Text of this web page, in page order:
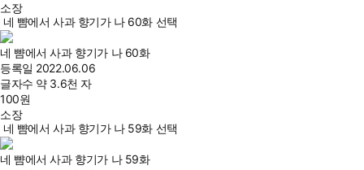
소장
네 뺨에서 사과 향기가 나 60화 선택
네 뺨에서 사과 향기가 나 60화
등록일 2022.06.06
글자수 약 3.6천 자
100원
소장
네 뺨에서 사과 향기가 나 59화 선택
네 뺨에서 사과 향기가 나 59화